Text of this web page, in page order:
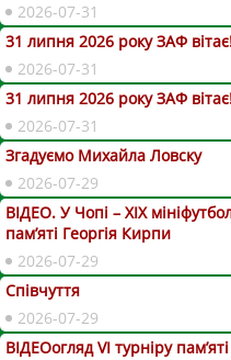
2026-07-31
31 липня 2026 року ЗАФ
2026-07-31
31 липня 2026 року ЗАФ
2026-07-31
Згадуємо Михайла Ловску
2026-07-29
ВІДЕО. У Чопі – ХІХ
пам’яті Георгія Кирпи
2026-07-29
Співчуття
2026-07-29
ВІДЕОогляд VІ турніру